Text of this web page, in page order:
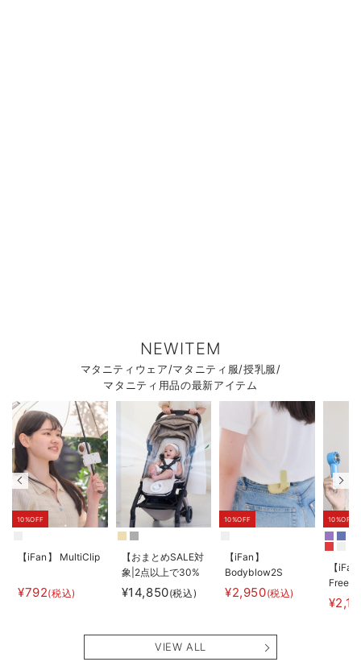
NEWITEM
マタニティウェア/マタニティ服/授乳服/
マタニティ用品の最新アイテム
10%OFF
【iFan】 MultiClip
¥792(税込)
【おまとめSALE対
象|2点以上で30%
オフ】
【AIRMON】
アム
¥14,850(税込)
10%OFF
【iFan】
Bodyblow2S
¥2,950(税込)
10%OFF
【
Freeze
VIEW ALL